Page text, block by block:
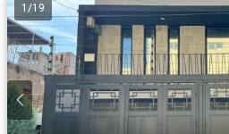
1 /19